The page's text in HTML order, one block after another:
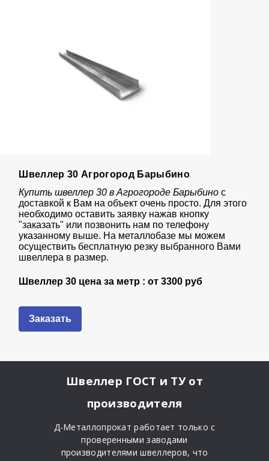
Швеллер 30 Агрогород Барыбино
Купить швеллер 30 в Агрогороде Барыбинос
доставкой к Вам на объект очень просто. Для этого
необходимо оставить заявку нажав кнопку
"заказать" или позвонить нам по телефону
указанному выше. На металлобазе мы можем
осуществить бесплатную резку выбранного Вами
швеллера в размер.
Швеллер 30 цена за метр : от3300 руб
Заказать
Швеллер ГОСТ и ТУ от
производителя
Д-Металлопрокат работает только с
проверенными заводами
производителями швеллеров, что